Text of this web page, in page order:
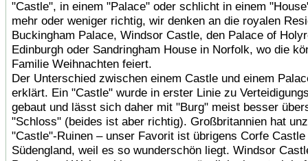
"Castle", in einem "Palace" oder schlicht in einem
mehr oder weniger richtig, wir denken an die royalen
Buckingham Palace, Windsor Castle, den Palace of
Edinburgh oder Sandringham House in Norfolk, wo die
Familie Weihnachten feiert.
Der Unterschied zwischen einem Castle und einem
erklärt. Ein "Castle" wurde in erster Linie zu
gebaut und lässt sich daher mit "Burg" meist besser
"Schloss" (beides ist aber richtig). Großbritannien hat
"Castle"-Ruinen – unser Favorit ist übrigens Corfe Castle
Südengland, weil es so wunderschön liegt. Windsor